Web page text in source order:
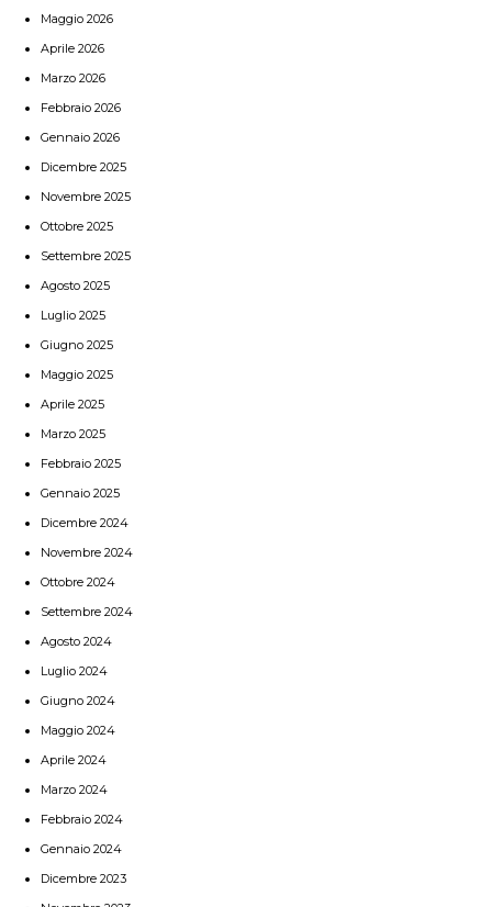
Maggio 2026
Aprile 2026
Marzo 2026
Febbraio 2026
Gennaio 2026
Dicembre 2025
Novembre 2025
Ottobre 2025
Settembre 2025
Agosto 2025
Luglio 2025
Giugno 2025
Maggio 2025
Aprile 2025
Marzo 2025
Febbraio 2025
Gennaio 2025
Dicembre 2024
Novembre 2024
Ottobre 2024
Settembre 2024
Agosto 2024
Luglio 2024
Giugno 2024
Maggio 2024
Aprile 2024
Marzo 2024
Febbraio 2024
Gennaio 2024
Dicembre 2023